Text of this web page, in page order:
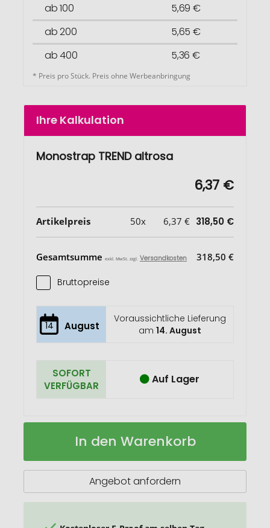
ab 100
5,69 €
ab 200
5,65 €
ab 400
5,36 €
* Preis pro Stück. Preis ohne Werbeanbringung
Ihre Kalkulation
Monostrap TREND altrosa
6,37 €
Artikelpreis 50x 6,37 € 318,50 €
Gesamtsumme exkl. MwSt. zzgl. Versandkosten 318,50 €
Bruttopreise
14 August
Voraussichtliche Lieferung
am 14. August
SOFORT
VERFÜGBAR
Auf Lager
Monostrap
Auf
In den Warenkorb
Angebot anfordern